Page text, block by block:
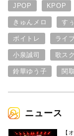
JPOP KPOP
きゅんメロ すぅ
ボイトレ ライ
小泉誠司 歌スク
鈴華ゆう子 関
ニュース
【